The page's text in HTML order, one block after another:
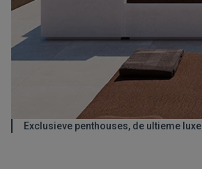
Exclusieve penthouses, de ultieme